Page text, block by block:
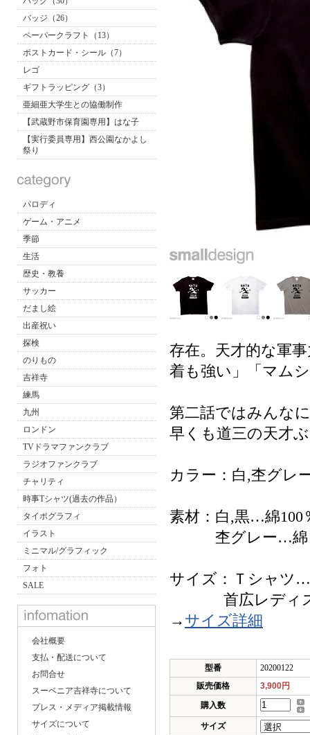
バッジ（26）
ペーパークラフト（13）
ポストカード・シール（7）
レゴ
ギフトラッピング（3）
亜細亜大学生との協働制作
【武蔵野市保育園専用】はな子
【実行委員専用】西公園なかよし
祭り
パロディ
ゲーム・アニメ
季節
生活
歴史・教養
サッカー
だまし絵
出産祝い
探検
のりもの
吉祥寺
練馬
九州
ロンドン
TVドラマファンクラブ
ラジオファンクラブ
チャリティ
時事Tシャツ(過去の作品）
タイポグラフィ
イラスト
ミニマル/グラフィック
フォト
SALE
会社概要
支払・配送について
お問合せ
スーベニア吉祥寺について
プレス・メディア掲載情報
サイズについて
存在。天才的な軍
着も強い」「マム
第二話ではみんな
早くも道三の天才
カラー：白,杢グレ
素材：白,黒…綿100
杢グレー…綿 80
サイズ：Ｔシャツ
首広レディス
→ サイズ詳細
型番
20200122
販売価格
3,900円
購入数
サイズ